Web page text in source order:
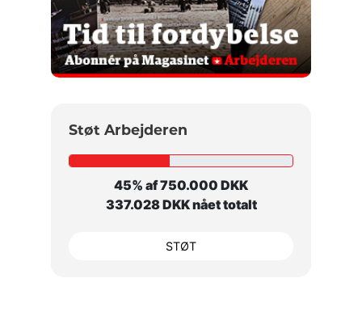
Støt Arbejderen
45% af 750.000 DKK
337.028 DKK nået totalt
STØT